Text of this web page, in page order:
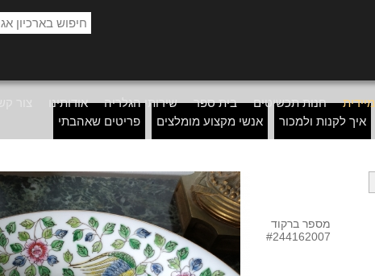
חנות תכשיטים בית ספר שירותי הגלריה אודותינו
איך לקנות ולמכור אנשי מקצוע מומלצים פריטים שאהבתי
מספר ברקוד
#244162007